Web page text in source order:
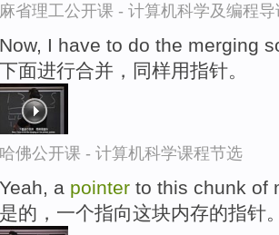
麻省理工公开课 - 计算机科学及编程
Now, I have to do the merging
下面进行合并，同样用指针。
哈佛公开课 - 计算机科学课程节选
Yeah, a pointer to this chunk of
是的，一个指向这块内存的指针